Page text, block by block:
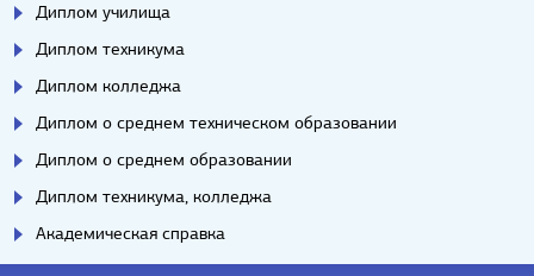
Диплом училища
Диплом техникума
Диплом колледжа
Диплом о среднем техническом образовании
Диплом о среднем образовании
Диплом техникума, колледжа
Академическая справка